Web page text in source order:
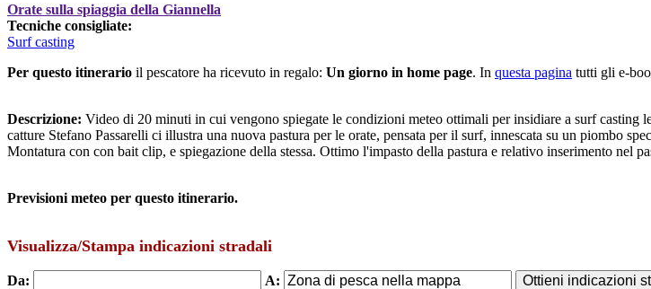
Orate sulla spiaggia della Giannella
Tecniche consigliate:
Surf casting
Per questo itinerario il pescatore ha ricevuto in regalo: Un giorno in home page. In questa pagina tutti gli e-
Descrizione: Video di 20 minuti in cui vengono spiegate le condizioni meteo ottimali per insidiare a surf casting
catture Stefano Passarelli ci illustra una nuova pastura per le orate, pensata per il surf, innescata su un piombo
Montatura con con bait clip, e spiegazione della stessa. Ottimo l'impasto della pastura e relativo inserimento nel
Previsioni meteo per questo itinerario.
Visualizza/Stampa indicazioni stradali
Da: A: